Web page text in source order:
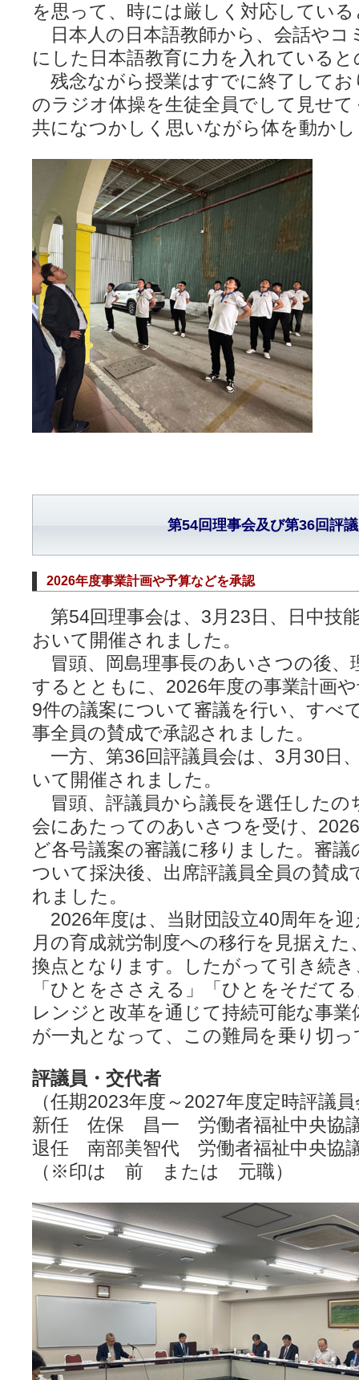
を思って、時には厳しく対応してい
日本人の日本語教師から、会話やコ
にした日本語教育に力を入れている
残念ながら授業はすでに終了してお
のラジオ体操を生徒全員でして見せ
共になつかしく思いながら体を動か
第54回理事会及び第36回評
2026年度事業計画や予算などを承認
第54回理事会は、3月23日、日中技
おいて開催されました。
冒頭、岡島理事長のあいさつの後、
するとともに、2026年度の事業計画
9件の議案について審議を行い、すべ
事全員の賛成で承認されました。
一方、第36回評議員会は、3月30日
いて開催されました。
冒頭、評議員から議長を選任したの
会にあたってのあいさつを受け、
ど各号議案の審議に移りました。審
ついて採決後、出席評議員全員の賛
れました。
2026年度は、当財団設立40周年を
月の育成就労制度への移行を見据え
換点となります。したがって引き続
「ひとをささえる」「ひとをそだて
レンジと改革を通じて持続可能な事
が一丸となって、この難局を乗り切
評議員・交代者
（任期2023年度～2027年度定時評議
新任 佐保 昌一 労働者福祉中央協
退任 南部美智代 労働者福祉中央
（※印は 前 または 元職）